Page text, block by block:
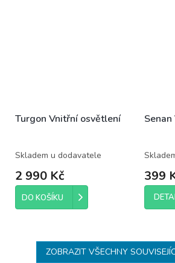
Turgon Vnitřní osvětlení
Skladem u dodavatele
2 990 Kč
DO KOŠÍKU
399
ZOBRAZIT VŠECHNY